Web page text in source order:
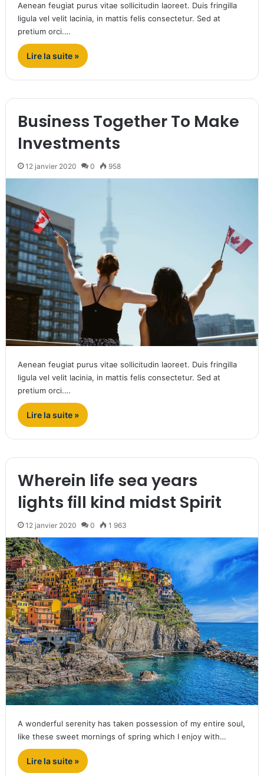
Aenean feugiat purus vitae sollicitudin laoreet. Duis fringilla
ligula vel velit lacinia, in mattis felis consectetur. Sed at
pretium orci.…
Lire la suite »
Business Together To Make
Investments
12 janvier 2020 0 958
Aenean feugiat purus vitae sollicitudin laoreet. Duis fringilla
ligula vel velit lacinia, in mattis felis consectetur. Sed at
pretium orci.…
Lire la suite »
Wherein life sea years
lights fill kind midst Spirit
12 janvier 2020 0 1 963
A wonderful serenity has taken possession of my entire soul,
like these sweet mornings of spring which I enjoy with…
Lire la suite »